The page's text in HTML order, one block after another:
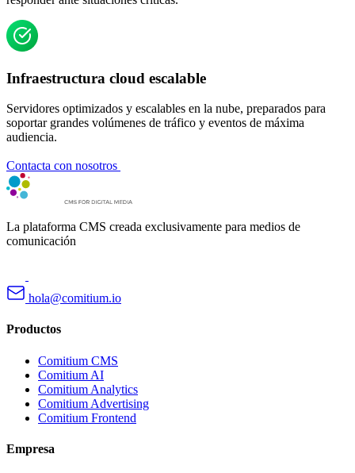
Infraestructura cloud escalable
Servidores optimizados y escalables en la nube, preparados para
soportar grandes volúmenes de tráfico y eventos de máxima
audiencia.
Contacta con nosotros
La plataforma CMS creada exclusivamente para medios de
comunicación
hola@comitium.io
Productos
Comitium CMS
Comitium AI
Comitium Analytics
Comitium Advertising
Comitium Frontend
Empresa